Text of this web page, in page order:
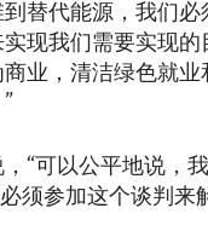
替代能源，我们必
现我们需要实现
业，清洁绿色就业
“可以公平地说，
须参加这个谈判来